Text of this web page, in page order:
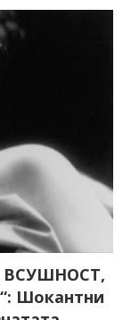
ВСУШНОСТ,
Шокантни